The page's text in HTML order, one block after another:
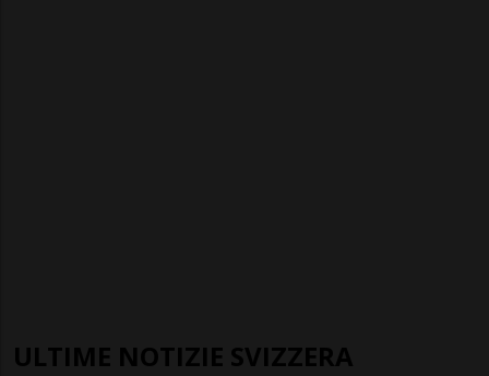
ULTIME NOTIZIE SVIZZERA